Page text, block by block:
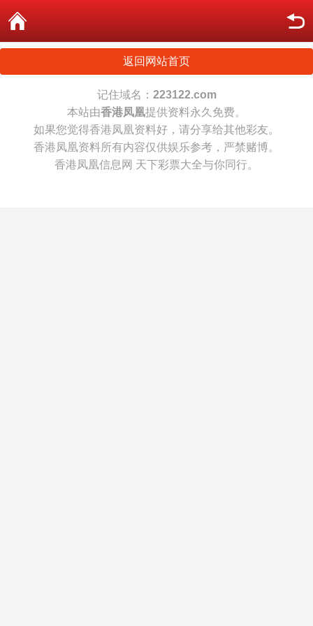
返回网站首页
记住域名： 223122.com
本站由香港凤凰提供资料永久免费。
如果您觉得香港凤凰资料好，请分享给其他彩友。
香港凤凰资料所有内容仅供娱乐参考，严禁赌博。
香港凤凰信息网 天下彩票大全与你同行。